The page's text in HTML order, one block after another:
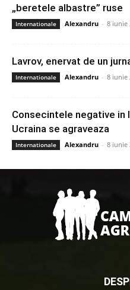
„beretele albastre” ruse
Internationale Alexandru - 8 iunie
Lavrov, enervat de un
Internationale Alexandru - 8 iunie
Consecintele negative in
Ucraina se agraveaza
Internationale Alexandru - 8 iunie